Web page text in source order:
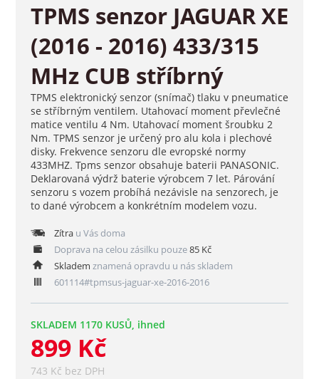
TPMS senzor JAGUAR XE
(2016 - 2016) 433/315
MHz CUB stříbrný
TPMS elektronický senzor (snímač) tlaku v pneumatice
se stříbrným ventilem. Utahovací moment převlečné
matice ventilu 4 Nm. Utahovací moment šroubku 2
Nm. TPMS senzor je určený pro alu kola i plechové
disky. Frekvence senzoru dle evropské normy
433MHZ. Tpms senzor obsahuje baterii PANASONIC.
Deklarovaná výdrž baterie výrobcem 7 let. Párování
senzoru s vozem probíhá nezávisle na senzorech, je
to dané výrobcem a konkrétním modelem vozu.
Zítrau Vás doma
Doprava na celou zásilku pouze85 Kč
Skladem znamená opravdu u nás skladem
601114#tpmsus-jaguar-xe-2016-2016
SKLADEM 1170 KUSŮ, ihned
899 Kč
743 Kč bez DPH